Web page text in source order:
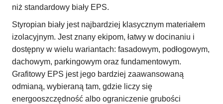
niż standardowy biały EPS.
Styropian biały jest najbardziej klasycznym materiałem
izolacyjnym. Jest znany ekipom, łatwy w docinaniu i
dostępny w wielu wariantach: fasadowym, podłogowym,
dachowym, parkingowym oraz fundamentowym.
Grafitowy EPS jest jego bardziej zaawansowaną
odmianą, wybieraną tam, gdzie liczy się
energooszczędność albo ograniczenie grubości